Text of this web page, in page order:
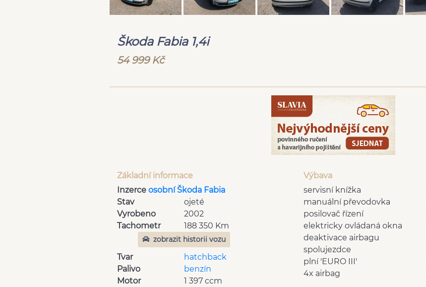
Škoda Fabia 1,4i
54 999 Kč
Základní informace
Inzerce osobní Škoda Fabia
Stav
ojeté
Vyrobeno
2002
Tachometr
188 350 Km
zobrazit historii vozu
Tvar
hatchback
Palivo
benzín
Motor
1 397 ccm
Výbava
servisní knížka
manuální převodovka
posilovač řízení
elektricky ovládaná okna
deaktivace airbagu
spolujezdce
plní 'EURO III'
4x airbag